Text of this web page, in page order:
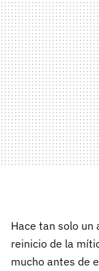
Hace tan solo un
reinicio de la
mucho antes de